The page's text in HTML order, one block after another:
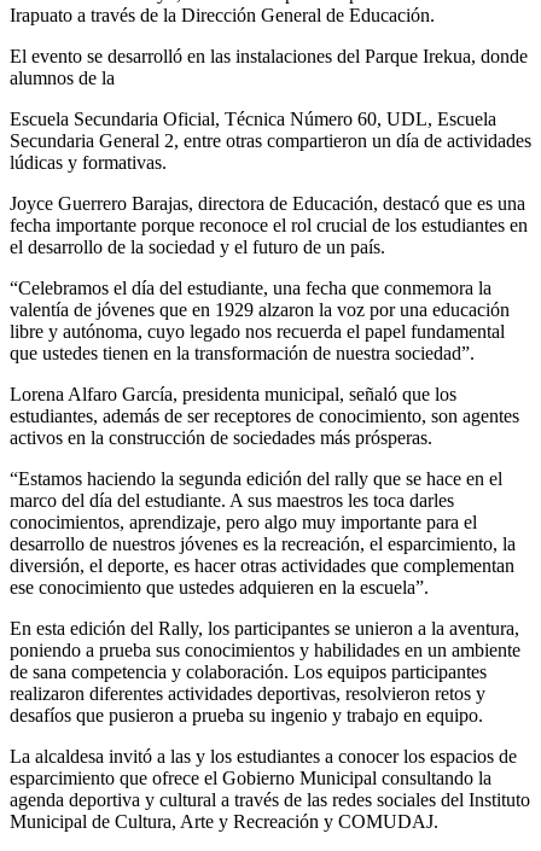
Irapuato a través de la Dirección General de Educación.
El evento se desarrolló en las instalaciones del Parque Irekua, donde
alumnos de la
Escuela Secundaria Oficial, Técnica Número 60, UDL, Escuela
Secundaria General 2, entre otras compartieron un día de actividades
lúdicas y formativas.
Joyce Guerrero Barajas, directora de Educación, destacó que es una
fecha importante porque reconoce el rol crucial de los estudiantes en
el desarrollo de la sociedad y el futuro de un país.
“Celebramos el día del estudiante, una fecha que conmemora la
valentía de jóvenes que en 1929 alzaron la voz por una educación
libre y autónoma, cuyo legado nos recuerda el papel fundamental
que ustedes tienen en la transformación de nuestra sociedad”.
Lorena Alfaro García, presidenta municipal, señaló que los
estudiantes, además de ser receptores de conocimiento, son agentes
activos en la construcción de sociedades más prósperas.
“Estamos haciendo la segunda edición del rally que se hace en el
marco del día del estudiante. A sus maestros les toca darles
conocimientos, aprendizaje, pero algo muy importante para el
desarrollo de nuestros jóvenes es la recreación, el esparcimiento, la
diversión, el deporte, es hacer otras actividades que complementan
ese conocimiento que ustedes adquieren en la escuela”.
En esta edición del Rally, los participantes se unieron a la aventura,
poniendo a prueba sus conocimientos y habilidades en un ambiente
de sana competencia y colaboración. Los equipos participantes
realizaron diferentes actividades deportivas, resolvieron retos y
desafíos que pusieron a prueba su ingenio y trabajo en equipo.
La alcaldesa invitó a las y los estudiantes a conocer los espacios de
esparcimiento que ofrece el Gobierno Municipal consultando la
agenda deportiva y cultural a través de las redes sociales del Instituto
Municipal de Cultura, Arte y Recreación y COMUDAJ.